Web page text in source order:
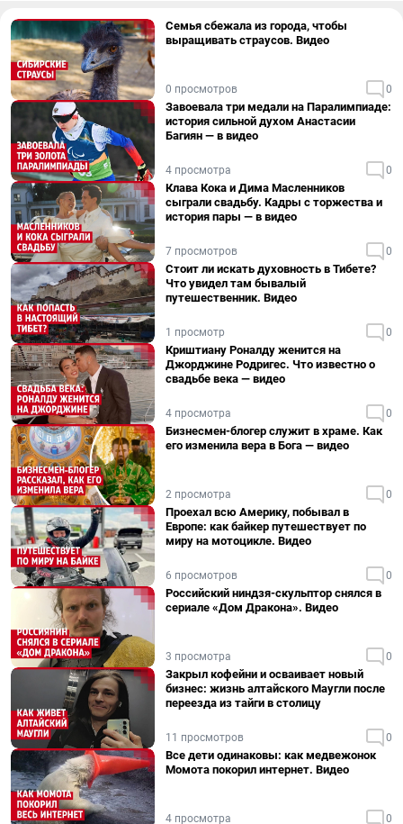
Семья сбежала из города, чтобы
выращивать страусов. Видео
0 просмотров 0
Завоевала три медали на Паралимпиаде:
история сильной духом Анастасии
Багиян — в видео
4 просмотра 0
Клава Кока и Дима Масленников
сыграли свадьбу. Кадры с торжества и
история пары — в видео
7 просмотров 0
Стоит ли искать духовность в Тибете?
Что увидел там бывалый
путешественник. Видео
1 просмотр 0
Криштиану Роналду женится на
Джорджине Родригес. Что известно о
свадьбе века — видео
4 просмотра 0
Бизнесмен-блогер служит в храме. Как
его изменила вера в Бога — видео
2 просмотра 0
Проехал всю Америку, побывал в
Европе: как байкер путешествует по
миру на мотоцикле. Видео
6 просмотров 0
Российский ниндзя-скульптор снялся в
сериале «Дом Дракона». Видео
3 просмотра 0
Закрыл кофейни и осваивает новый
бизнес: жизнь алтайского Маугли после
переезда из тайги в столицу
11 просмотров 0
Все дети одинаковы: как медвежонок
Момота покорил интернет. Видео
4 просмотра 0